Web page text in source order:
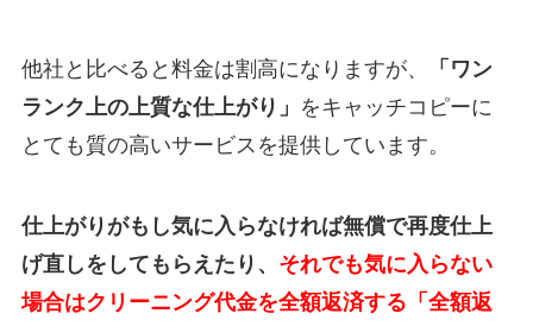
他社と比べると料金は割高になりますが、
「ワン
ランク上の上質な仕上がり」 をキャッチコピーに
とても質の高いサービスを提供しています。
仕上がりがもし気に入らなければ無償で再度仕上
げ直しをしてもらえたり、 それでも気に入らない
場合はクリーニング代金を全額返済する「全額返